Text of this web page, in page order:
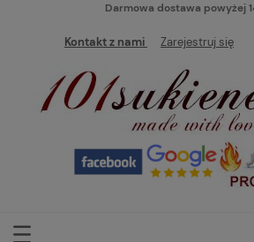
Darmowa dostawa powyżej
Kontakt z nami Zarejestruj się